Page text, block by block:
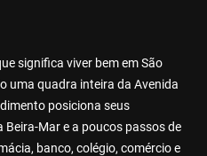
significa viver bem em São
uma quadra inteira da Avenida
posiciona seus
Mar e a poucos passos de
banco, colégio, comércio e